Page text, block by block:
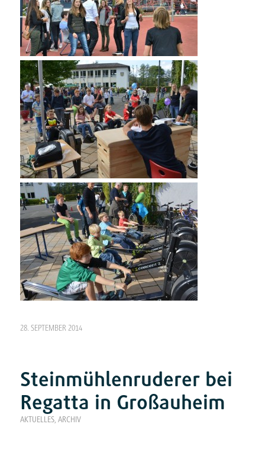
28. SEPTEMBER 2014
Steinmühlenruderer bei
Regatta in Großauheim
AKTUELLES, ARCHIV